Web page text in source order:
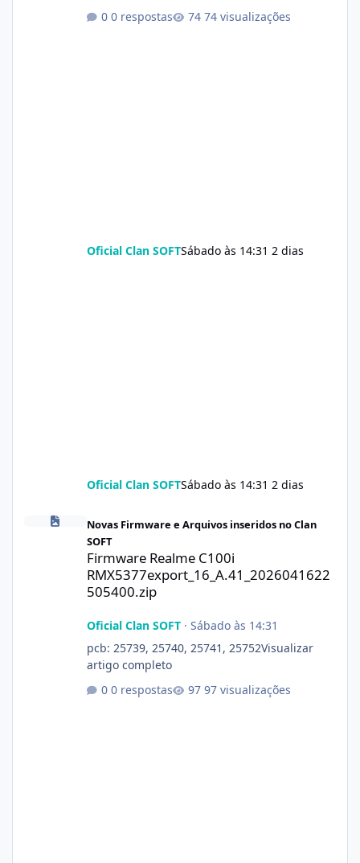
0 respostas
74 visualizações
Oficial Clan SOFTSábado às 14:31 2 dias
Oficial Clan SOFTSábado às 14:31 2 dias
Firmware Realme C100i
Novas Firmware e Arquivos inseridos no Clan
SOFT
Firmware Realme C100i
RMX5377export_16_A.41_2026041622
505400.zip
Oficial Clan SOFT· Sábado às 14:31
pcb: 25739, 25740, 25741, 25752Visualizar
artigo completo
0 respostas
97 visualizações